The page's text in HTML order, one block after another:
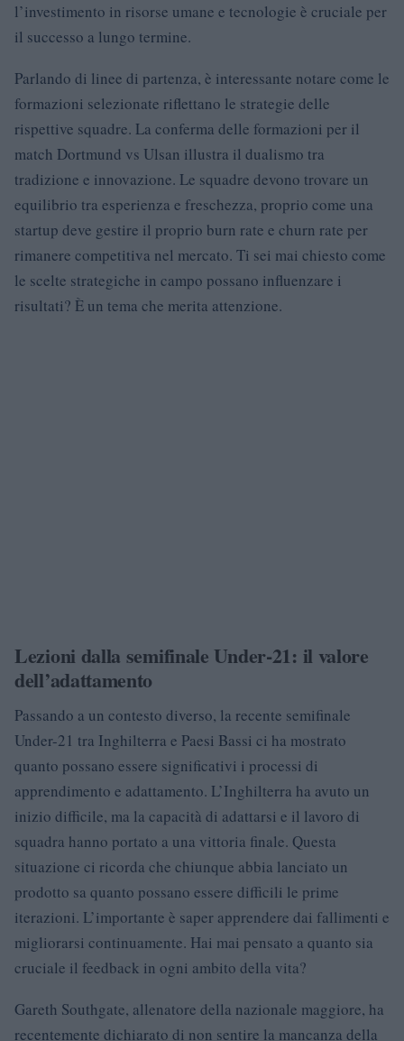
l’investimento in risorse umane e tecnologie è cruciale per
il successo a lungo termine.
Parlando di linee di partenza, è interessante notare come le
formazioni selezionate riflettano le strategie delle
rispettive squadre. La conferma delle formazioni per il
match Dortmund vs Ulsan illustra il dualismo tra
tradizione e innovazione. Le squadre devono trovare un
equilibrio tra esperienza e freschezza, proprio come una
startup deve gestire il proprio burn rate e churn rate per
rimanere competitiva nel mercato. Ti sei mai chiesto come
le scelte strategiche in campo possano influenzare i
risultati? È un tema che merita attenzione.
Lezioni dalla semifinale Under-21: il valore
dell’adattamento
Passando a un contesto diverso, la recente semifinale
Under-21 tra Inghilterra e Paesi Bassi ci ha mostrato
quanto possano essere significativi i processi di
apprendimento e adattamento. L’Inghilterra ha avuto un
inizio difficile, ma la capacità di adattarsi e il lavoro di
squadra hanno portato a una vittoria finale. Questa
situazione ci ricorda che chiunque abbia lanciato un
prodotto sa quanto possano essere difficili le prime
iterazioni. L’importante è saper apprendere dai fallimenti e
migliorarsi continuamente. Hai mai pensato a quanto sia
cruciale il feedback in ogni ambito della vita?
Gareth Southgate, allenatore della nazionale maggiore, ha
recentemente dichiarato di non sentire la mancanza della